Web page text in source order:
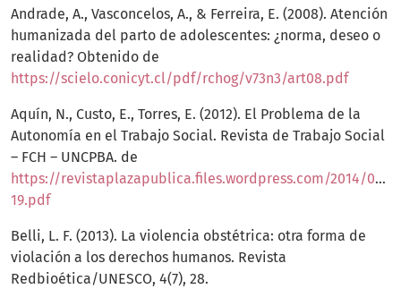
Andrade, A., Vasconcelos, A., & Ferreira, E. (2008). Atención
humanizada del parto de adolescentes: ¿norma, deseo o
realidad? Obtenido de
https://scielo.conicyt.cl/pdf/rchog/v73n3/art08.pdf
Aquín, N., Custo, E., Torres, E. (2012). El Problema de la
Autonomía en el Trabajo Social. Revista de Trabajo Social
– FCH – UNCPBA. de
https://revistaplazapublica.files.wordpress.com/2014/06/7-
19.pdf
Belli, L. F. (2013). La violencia obstétrica: otra forma de
violación a los derechos humanos. Revista
Redbioética/UNESCO, 4(7), 28.